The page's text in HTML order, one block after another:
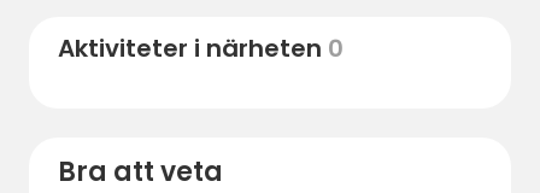
perfekt för picknick på landsbygden eller en
Aktiviteter i närheten 0
Bra att veta